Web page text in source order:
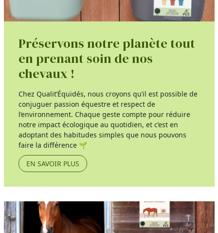
Préservons notre planète tout
en prenant soin de nos
chevaux !
Chez Qualit’Équidés, nous croyons qu’il est possible de
conjuguer passion équestre et respect de
l’environnement. Chaque geste compte pour réduire
notre impact écologique au quotidien, et c’est en
adoptant des habitudes simples que nous pouvons
faire la différence 🌱
EN SAVOIR PLUS